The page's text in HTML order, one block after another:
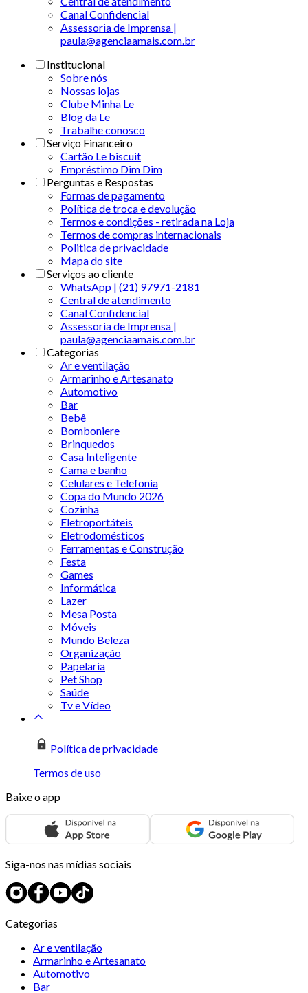
Canal Confidencial
Assessoria de Imprensa |
paula@agenciaamais.com.br
Institucional
Sobre nós
Nossas lojas
Clube Minha Le
Blog da Le
Trabalhe conosco
Serviço Financeiro
Cartão Le biscuit
Empréstimo Dim Dim
Perguntas e Respostas
Formas de pagamento
Política de troca e devolução
Termos e condições - retirada na Loja
Termos de compras internacionais
Politica de privacidade
Mapa do site
Serviços ao cliente
WhatsApp | (21) 97971-2181
Central de atendimento
Canal Confidencial
Assessoria de Imprensa |
paula@agenciaamais.com.br
Categorias
Ar e ventilação
Armarinho e Artesanato
Automotivo
Bar
Bebê
Bomboniere
Brinquedos
Casa Inteligente
Cama e banho
Celulares e Telefonia
Copa do Mundo 2026
Cozinha
Eletroportáteis
Eletrodomésticos
Ferramentas e Construção
Festa
Games
Informática
Lazer
Mesa Posta
Móveis
Mundo Beleza
Organização
Papelaria
Pet Shop
Saúde
Tv e Vídeo
Política de privacidade
Termos de uso
Baixe o app
Siga-nos nas mídias sociais
Categorias
Ar e ventilação
Armarinho e Artesanato
Automotivo
Bar